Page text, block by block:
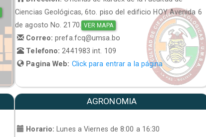
Ciencias Geológicas, 6to. piso del edificio HOY Avenida 6
de agosto No. 2170.
VER MAPA
Correo:prefa.fcq@umsa.bo
Telefono: 2441983 int. 109
Pagina Web: Click para entrar a la página
AGRONOMIA
Horario:
Lunes a Viernes de 8:00 a 16:30